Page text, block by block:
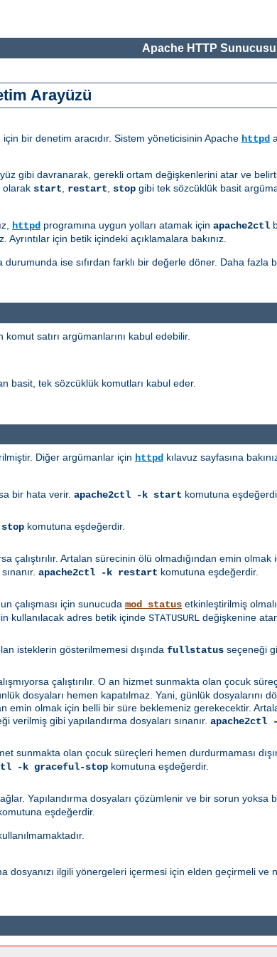
Apache HTTP
Arayüzü
bir denetim aracıdır. Sistem yöneticisinin Apache httpd
gibi davranarak, gerekli ortam değişkenlerini atar ve
olarak start, restart, stop gibi tek sözcüklük basit
httpd programına uygun yolları atamak için apache2ctl
Ayrıntılar için betik içindeki açıklamalara bakınız.
ise sıfırdan farklı bir değerle döner. Daha fazla
komut satırı argümanlarını kabul edebilir.
basit, tek sözcüklük komutları kabul eder.
Diğer argümanlar için httpd kılavuz sayfasına
bir hata verir. apache2ctl -k start komutuna
komutuna eşdeğerdir.
çalıştırılır. Artalan sürecinin ölü olmadığından emin
apache2ctl -k restart komutuna eşdeğerdir.
çalışması için sunucuda mod_status etkinleştirilmiş
kullanılacak adres betik içinde STATUSURL değişkenine
isteklerin gösterilmemesi dışında fullstatus seçeneği
çalıştırılır. O an hizmet sunmakta olan çocuk
dosyaları hemen kapatılmaz. Yani, günlük dosyalarını
emin olmak için belli bir süre beklemeniz gerekecektir.
verilmiş gibi yapılandırma dosyaları sınanır. apache2ctl
sunmakta olan çocuk süreçleri hemen durdurmaması
-k graceful-stop komutuna eşdeğerdir.
Yapılandırma dosyaları çözümlenir ve bir sorun yoksa
eşdeğerdir.
dosyanızı ilgili yönergeleri içermesi için elden geçirmeli ve